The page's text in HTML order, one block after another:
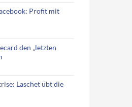
Profit mit
den „letzten
Laschet übt die